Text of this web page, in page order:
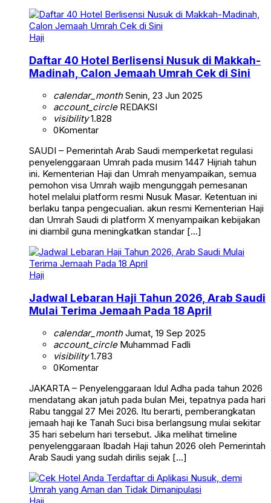
Haji
Daftar 40 Hotel Berlisensi Nusuk di Makkah-
Madinah, Calon Jemaah Umrah Cek di Sini
calendar_monthSenin, 23 Jun 2025
account_circleREDAKSI
visibility1.828
0Komentar
SAUDI – Pemerintah Arab Saudi memperketat regulasi
penyelenggaraan Umrah pada musim 1447 Hijriah tahun
ini. Kementerian Haji dan Umrah menyampaikan, semua
pemohon visa Umrah wajib mengunggah pemesanan
hotel melalui platform resmi Nusuk Masar. Ketentuan ini
berlaku tanpa pengecualian. akun resmi Kementerian Haji
dan Umrah Saudi di platform X menyampaikan kebijakan
ini diambil guna meningkatkan standar […]
Haji
Jadwal Lebaran Haji Tahun 2026, Arab Saudi
Mulai Terima Jemaah Pada 18 April
calendar_monthJumat, 19 Sep 2025
account_circleMuhammad Fadli
visibility1.783
0Komentar
JAKARTA – Penyelenggaraan Idul Adha pada tahun 2026
mendatang akan jatuh pada bulan Mei, tepatnya pada hari
Rabu tanggal 27 Mei 2026. Itu berarti, pemberangkatan
jemaah haji ke Tanah Suci bisa berlangsung mulai sekitar
35 hari sebelum hari tersebut. Jika melihat timeline
penyelenggaraan Ibadah Haji tahun 2026 oleh Pemerintah
Arab Saudi yang sudah dirilis sejak […]